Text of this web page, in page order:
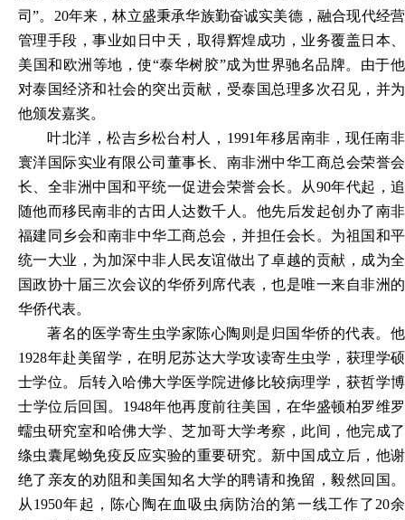
司”。20年来，林立盛秉承华族勤奋诚实美德，融合现代经营
管理手段，事业如日中天，取得辉煌成功，业务覆盖日本、
美国和欧洲等地，使“泰华树胶”成为世界驰名品牌。由于他
对泰国经济和社会的突出贡献，受泰国总理多次召见，并为
他颁发嘉奖。
叶北洋，松吉乡松台村人， 1991年移居南非，现任南非
寰洋国际实业有限公司董事长、南非洲中华工商总会荣誉会
长、全非洲中国和平统一促进会荣誉会长。从90年代起，追
随他而移民南非的古田人达数千人。他先后发起创办了南非
福建同乡会和南非中华工商总会，并担任会长。为祖国和平
统一大业，为加深中非人民友谊做出了卓越的贡献，成为全
国政协十届三次会议的华侨列席代表，也是唯一来自非洲的
华侨代表。
著名的医学寄生虫学家陈心陶则是归国华侨的代表。他
1928年赴美留学，在明尼苏达大学攻读寄生虫学，获理学硕
士学位。后转入哈佛大学医学院进修比较病理学，获哲学博
士学位后回国。1948年他再度前往美国，在华盛顿柏罗维罗
蠕虫研究室和哈佛大学、芝加哥大学考察，此间，他完成了
绦虫囊尾蚴免疫反应实验的重要研究。新中国成立后，他谢
绝了亲友的劝阻和美国知名大学的聘请和挽留，毅然回国。
从1950年起，陈心陶在血吸虫病防治的第一线工作了20余